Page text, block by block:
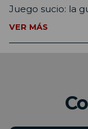
Juego sucio: la
VER MÁS